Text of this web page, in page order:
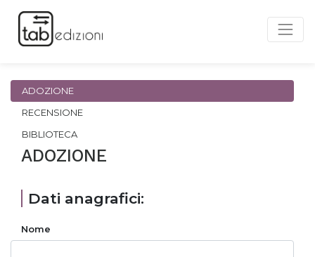
ADOZIONE
RECENSIONE
BIBLIOTECA
ADOZIONE
Dati anagrafici:
Nome